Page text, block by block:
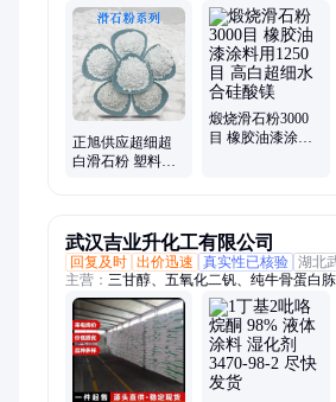
滑石粉、火山石粉、沸石粉、石墨粉、远
粉、岩片、硅藻土、高岭土、碳酸钙、膨
粒、沉淀硫酸钡、炭黑、仿瓷颗粒、陶瓷
正旭供应超细超
白滑石粉 塑料橡
煅烧滑石粉3000
目 橡胶油漆涂料
武汉吉业升化工有限公司
回复及时 出价迅速 真实性已核验 湖北
主营： 三甘醇、五氧化二钒、纯牛骨蛋白
酸、氯偏乳液、苄基胂酸、苯甲醇、草酸
钾、次氯酸钙、钯碳、草酸钛钾、粘土固
醛、碳酸钡、硝酸异辛酯、二甲基二硫代
铅、氯化锌、松醇油、磺化油、氟化氢钾